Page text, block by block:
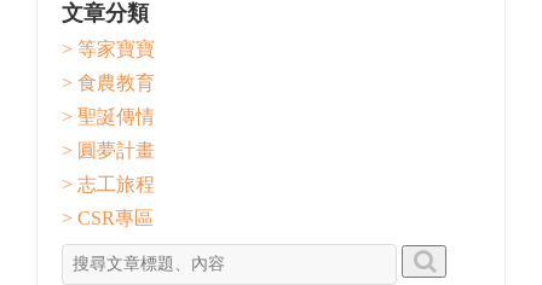
文章分類
> 等家寶寶
> 食農教育
> 聖誕傳情
> 圓夢計畫
> 志工旅程
> CSR專區